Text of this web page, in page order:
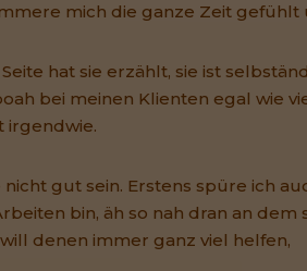
mich die ganze Zeit gefühlt
hat sie erzählt, sie ist
bei meinen Klienten egal wie
irgendwie.
nicht gut sein. Erstens spüre ich
bin, äh so nah dran an dem
denen immer ganz viel helfen,